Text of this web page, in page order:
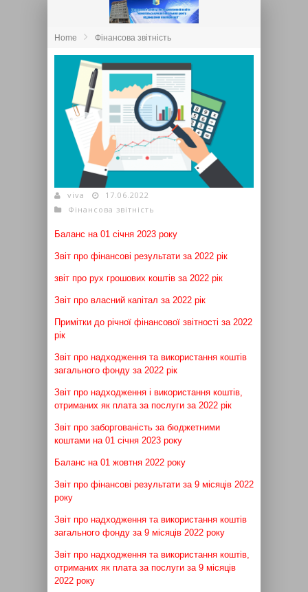
Home Фінансова звітність
Фінансова звітність на 2022 рік
viva
17.06.2022
Фінансова звітність
Баланс на 01 січня 2023 року
Звіт про фінансові результати за 2022 рік
звіт про рух грошових коштів за 2022 рік
Звіт про власний капітал за 2022 рік
Примітки до річної фінансової звітності за 2022
рік
Звіт про надходження та використання коштів
загального фонду за 2022 рік
Звіт про надходження і використання коштів,
отриманих як плата за послуги за 2022 рік
Звіт про заборгованість за бюджетними
коштами на 01 січня 2023 року
Баланс на 01 жовтня 2022 року
Звіт про фінансові результати за 9 місяців 2022
року
Звіт про надходження та використання коштів
загального фонду за 9 місяців 2022 року
Звіт про надходження та використання коштів,
отриманих як плата за послуги за 9 місяців
2022 року